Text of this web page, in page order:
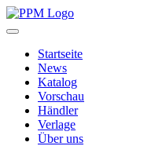
Startseite
News
Katalog
Vorschau
Händler
Verlage
Über uns